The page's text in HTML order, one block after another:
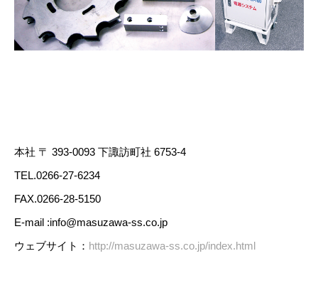
本社 〒 393-0093 下諏訪町社 6753-4
TEL.0266-27-6234
FAX.0266-28-5150
E-mail :info@masuzawa-ss.co.jp
ウェブサイト： http://masuzawa-ss.co.jp/index.html